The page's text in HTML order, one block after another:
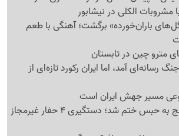
مشروبات الکلی در نیشابور
باران‌خورده» برگشت؛ آهنگی با طعم
مترو چین در تابستان
آمد، اما ایران رکورد تازه‌ای از
مسیر جهش ایران است
رویای پیدا کردن گنج به حبس ختم شد؛ دستگیری 4 حفار غیرمجاز